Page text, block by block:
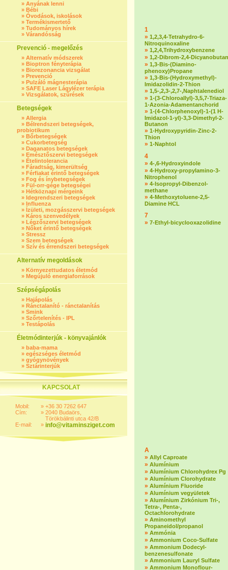
» Anyának lenni
» Bébi
» Óvodások, iskolások
» Termékismertető
» Tudományos hírek
» Várandósság
Prevenció - megelőzés
» Alternatív módszerek
» Bioptron fényterápia
» Biorezonancia vizsgálat
» Prevenció
» Pulzáló mágnesterápia
» SAFE Laser Lágylézer terápia
» Vizsgálatok, szűrések
Betegségek
» Allergia
» Bélrendszeri betegségek,
probiotikum
» Bőrbetegségek
» Cukorbetegség
» Daganatos betegségek
» Emésztőszervi betegségek
» Ételintolerancia
» Fáradtság, kimerültség
» Férfiakat érintő betegségek
» Fog és ínybetegségek
» Fül-orr-gége betegségei
» Hétköznapi mérgeink
» Idegrendszeri betegségek
» Influenza
» Ízületi, mozgásszervi betegségek
» Káros szenvedélyek
» Légzőszervi betegségek
» Nőket érintő betegségek
» Stressz
» Szem betegségek
» Szív és érrendszeri betegségek
Alternatív megoldások
» Környezettudatos életmód
» Megújuló energiaforrások
Szépségápolás
» Hajápolás
» Ránctalanító - ránctalanítás
» Smink
» Szőrtelenítés - IPL
» Testápolás
Életmódinterjúk - könyvajánlók
» baba-mama
» egészséges életmód
» gyógynövények
» Sztárinterjúk
KAPCSOLAT
Mobil:
Cím:
E-mail:
»
»
»
+36 30 7262 647
2040 Budaörs,
Törökbálinti utca 42/B
info@vitaminsziget.com
1
» 1,2,3,4-Tetrahydro-6-
Nitroquinoxaline
» 1,2,4,Trihydroxybenzene
» 1,2-Dibrom-2,4-Dicyanobutan
» 1,3-Bis-(Diamino-
phenoxy)Propane
» 1,3-Bis-(Hydroxymethyl)-
Imidazolidin-2-Thion
» 1,5-,2,3-,2,7-,Naphtalenediol
» 1-(3-Chloroallyl)-3,5,7-Triaza-
1-Azonia-Adamentanchorid
» 1-(4-Chlorphenoxyl)-1-(1 H-
Imidazol-1-yl)-3,3-Dimethyl-2-
Butanon
» 1-Hydroxypyridin-Zinc-2-
Thion
» 1-Naphtol
4
» 4-,6-Hydroxyindole
» 4-Hydroxy-propylamino-3-
Nitrophenol
» 4-Isopropyl-Dibenzol-
methane
» 4-Methoxytoluene-2,5-
Diamine HCL
7
» 7-Ethyl-bicyclooxazolidine
A
» Allyl Caproate
» Alumínium
» Alumínium Chlorohydrex Pg
» Alumínium Clorohydrate
» Alumínium Fluoride
» Alumínium vegyületek
» Alumínium Zirkónium Tri-,
Tetra-, Penta-,
Octachlorohydrate
» Aminomethyl
Propaneidol/propanol
» Ammónia
» Ammonium Coco-Sulfate
» Ammonium Dodecyl-
benzenesulfonate
» Ammonium Lauryl Sulfate
» Ammonium Monoflour-